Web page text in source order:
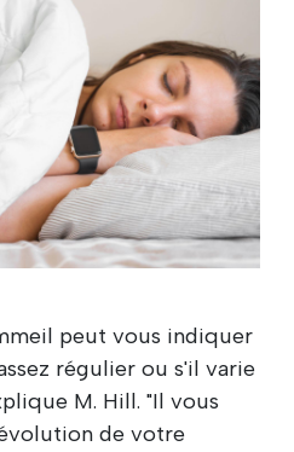
peut vous indiquer
régulier ou s'il varie
M. Hill. "Il vous
de votre